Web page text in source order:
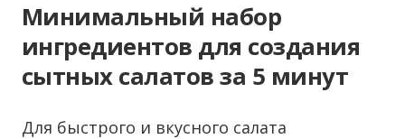
Минимальный набор
ингредиентов для создания
сытных салатов за 5 минут
Для быстрого и вкусного салата